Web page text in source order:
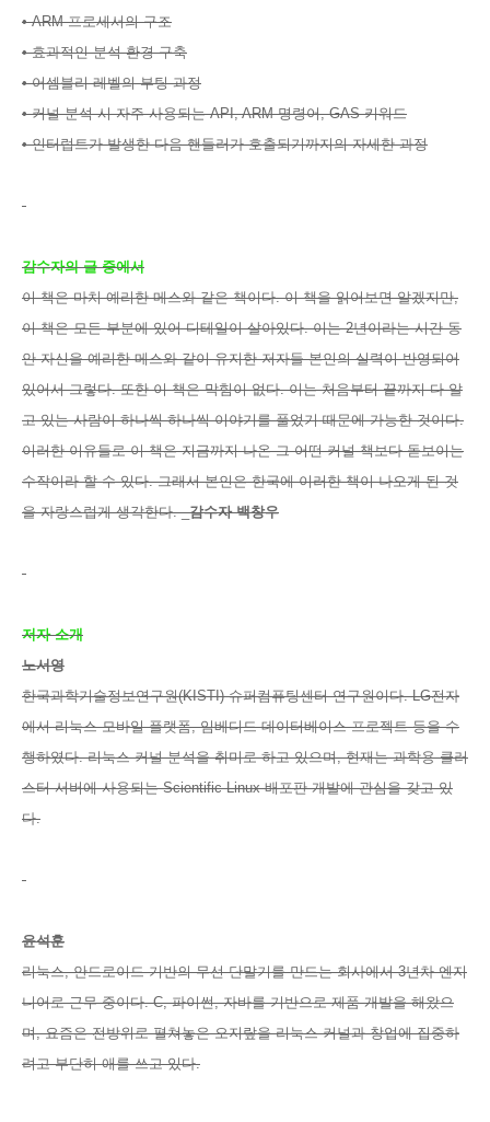
• ARM 프로세서의 구조
• 효과적인 분석 환경 구축
• 어셈블리 레벨의 부팅 과정
• 커널 분석 시 자주 사용되는 API, ARM 명령어, GAS 키워드
• 인터럽트가 발생한 다음 핸들러가 호출되기까지의 자세한 과정
감수자의 글 중에서
이 책은 마치 예리한 메스와 같은 책이다. 이 책을 읽어보면 알겠지만,
이 책은 모든 부분에 있어 디테일이 살아있다. 이는 2년이라는 시간 동
안 자신을 예리한 메스와 같이 유지한 저자들 본인의 실력이 반영되어
있어서 그렇다. 또한 이 책은 막힘이 없다. 이는 처음부터 끝까지 다 알
고 있는 사람이 하나씩 하나씩 이야기를 풀었기 때문에 가능한 것이다.
이러한 이유들로 이 책은 지금까지 나온 그 어떤 커널 책보다 돋보이는
수작이라 할 수 있다. 그래서 본인은 한국에 이러한 책이 나오게 된 것
을 자랑스럽게 생각한다. _감수자 백창우
저자 소개
노서영
한국과학기술정보연구원(KISTI) 슈퍼컴퓨팅센터 연구원이다. LG전자
에서 리눅스 모바일 플랫폼, 임베디드 데이터베이스 프로젝트 등을 수
행하였다. 리눅스 커널 분석을 취미로 하고 있으며, 현재는 과학용 클러
스터 서버에 사용되는 Scientific Linux 배포판 개발에 관심을 갖고 있
다.
윤석훈
리눅스, 안드로이드 기반의 무선 단말기를 만드는 회사에서 3년차 엔지
니어로 근무 중이다. C, 파이썬, 자바를 기반으로 제품 개발을 해왔으
며, 요즘은 전방위로 펼쳐놓은 오지랖을 리눅스 커널과 창업에 집중하
려고 부단히 애를 쓰고 있다.